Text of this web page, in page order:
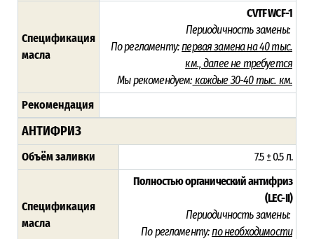
Спецификация
масла
CVTF WCF-1
Периодичность замены:
По регламенту: первая замена на40 тыс.
км., далее не требуется
Мы рекомендуем: каждые30-40 тыс. км.
Рекомендация
АНТИФРИЗ
Объём заливки 7.5 ± 0.5 л.
Спецификация
масла
Полностью органический антифриз
(LEC-II)
Периодичность замены:
По регламенту: по необходимости